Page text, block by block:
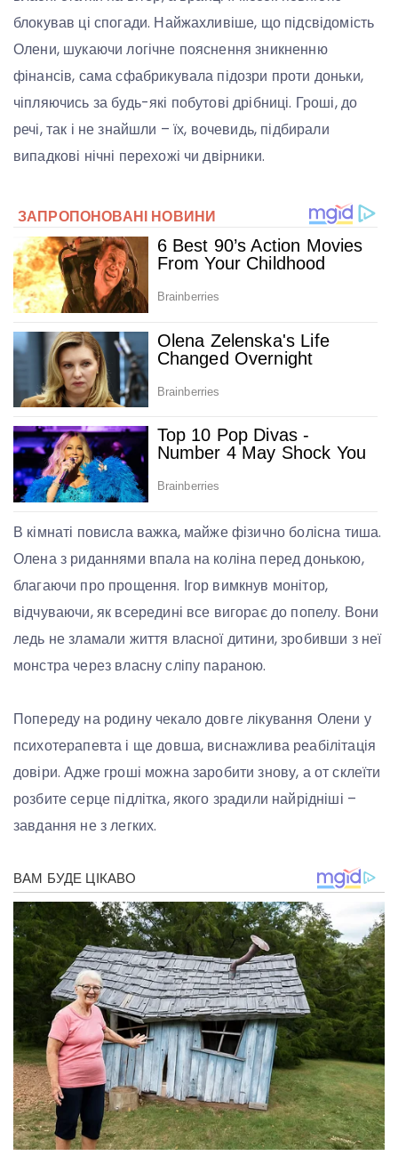
блокував ці спогади. Найжахливіше, що підсвідомість
Олени, шукаючи логічне пояснення зникненню
фінансів, сама сфабрикувала підозри проти доньки,
чіпляючись за будь-які побутові дрібниці. Гроші, до
речі, так і не знайшли – їх, вочевидь, підбирали
випадкові нічні перехожі чи двірники.
В кімнаті повисла важка, майже фізично болісна тиша.
Олена з риданнями впала на коліна перед донькою,
благаючи про прощення. Ігор вимкнув монітор,
відчуваючи, як всередині все вигорає до попелу. Вони
ледь не зламали життя власної дитини, зробивши з неї
монстра через власну сліпу параною.
Попереду на родину чекало довге лікування Олени у
психотерапевта і ще довша, виснажлива реабілітація
довіри. Адже гроші можна заробити знову, а от склеїти
розбите серце підлітка, якого зрадили найрідніші –
завдання не з легких.